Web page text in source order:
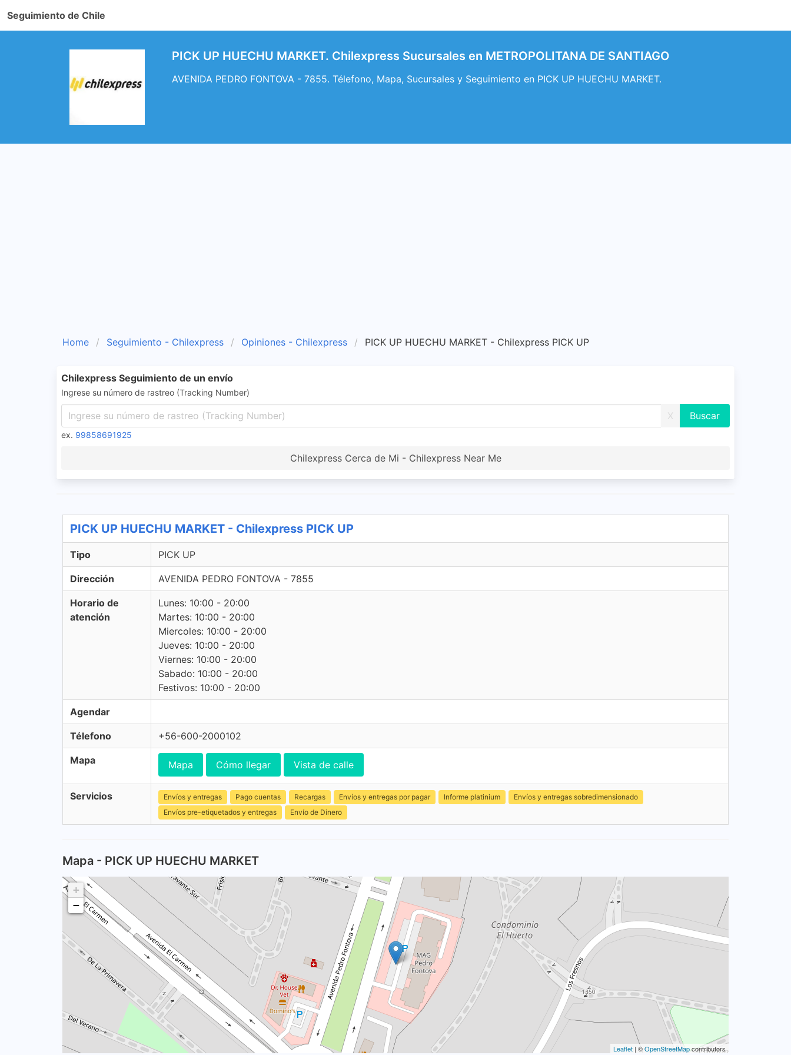
Seguimiento de Chile
PICK UP HUECHU MARKET. Chilexpress Sucursales en METROPOLITANA DE SANTIAGO
AVENIDA PEDRO FONTOVA - 7855. Télefono, Mapa, Sucursales y Seguimiento en PICK UP HUECHU MARKET.
Home Seguimiento - Chilexpress Opiniones - Chilexpress PICK UP HUECHU MARKET - Chilexpress PICK UP
Chilexpress Seguimiento de un envío
Ingrese su número de rastreo (Tracking Number)
X
ex. 99858691925
Chilexpress Cerca de Mi - Chilexpress Near Me
PICK UP HUECHU MARKET - Chilexpress PICK UP
Tipo PICK UP
Dirección AVENIDA PEDRO FONTOVA - 7855
Horario de
atención
Lunes: 10:00 - 20:00
Martes: 10:00 - 20:00
Miercoles: 10:00 - 20:00
Jueves: 10:00 - 20:00
Viernes: 10:00 - 20:00
Sabado: 10:00 - 20:00
Festivos: 10:00 - 20:00
Agendar
Télefono +56-600-2000102
Mapa Mapa Cómo llegar Vista de calle
Servicios Envíos y entregas Pago cuentas Recargas Envíos y entregas por pagar Informe platinium
Envíos y entregas sobredimensionado
Envíos pre-etiquetados y entregas
Envío de Dinero
Mapa - PICK UP HUECHU MARKET
+
−
Leaflet | ©OpenStreetMapcontributors